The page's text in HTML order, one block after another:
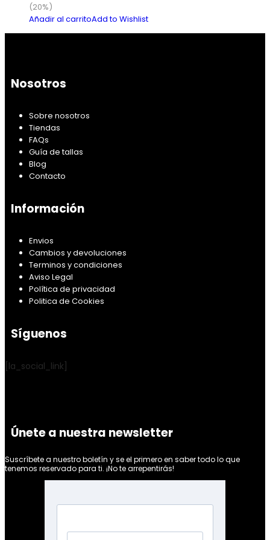
(20%)
Añadir al carritoAdd to Wishlist
Nosotros
Sobre nosotros
Tiendas
FAQs
Guía de tallas
Blog
Contacto
Información
Envios
Cambios y devoluciones
Terminos y condiciones
Aviso Legal
Política de privacidad
Politica de Cookies
Síguenos
[la_social_link]
Únete a nuestra newsletter
Suscríbete a nuestro boletín y se el primero en saber todo lo que
tenemos reservado para ti. ¡No te arrepentirás!